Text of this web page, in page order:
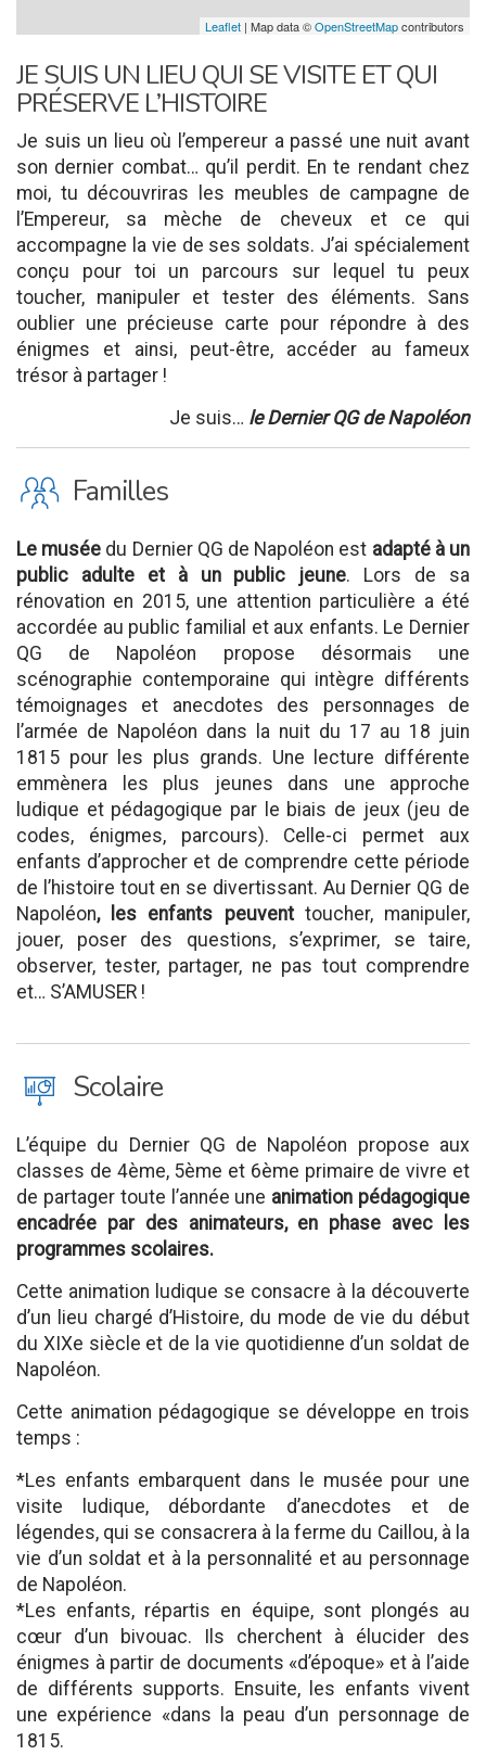
Leaflet | Map data ©OpenStreetMapcontributors
JE SUIS UN LIEU QUI SE VISITE ET QUI
PRÉSERVE L’HISTOIRE
Je suis un lieu où l’empereur a passé une nuit avant
son dernier combat… qu’il perdit. En te rendant chez
moi, tu découvriras les meubles de campagne de
l’Empereur, sa mèche de cheveux et ce qui
accompagne la vie de ses soldats. J’ai spécialement
conçu pour toi un parcours sur lequel tu peux
toucher, manipuler et tester des éléments. Sans
oublier une précieuse carte pour répondre à des
énigmes et ainsi, peut-être, accéder au fameux
trésor à partager !
Je suis… le Dernier QG de Napoléon
K Familles
Le musée du Dernier QG de Napoléon est adapté à un
public adulte et à un public jeune. Lors de sa
rénovation en 2015, une attention particulière a été
accordée au public familial et aux enfants. Le Dernier
QG de Napoléon propose désormais une
scénographie contemporaine qui intègre différents
témoignages et anecdotes des personnages de
l’armée de Napoléon dans la nuit du 17 au 18 juin
1815 pour les plus grands. Une lecture différente
emmènera les plus jeunes dans une approche
ludique et pédagogique par le biais de jeux (jeu de
codes, énigmes, parcours). Celle-ci permet aux
enfants d’approcher et de comprendre cette période
de l’histoire tout en se divertissant. Au Dernier QG de
Napoléon, les enfants peuvent toucher, manipuler,
jouer, poser des questions, s’exprimer, se taire,
observer, tester, partager, ne pas tout comprendre
et… S’AMUSER !
J Scolaire
L’équipe du Dernier QG de Napoléon propose aux
classes de 4ème, 5ème et 6ème primaire de vivre et
de partager toute l’année une animation pédagogique
encadrée par des animateurs, en phase avec les
programmes scolaires.
Cette animation ludique se consacre à la découverte
d’un lieu chargé d’Histoire, du mode de vie du début
du XIXe siècle et de la vie quotidienne d’un soldat de
Napoléon.
Cette animation pédagogique se développe en trois
temps :
*Les enfants embarquent dans le musée pour une
visite ludique, débordante d’anecdotes et de
légendes, qui se consacrera à la ferme du Caillou, à la
vie d’un soldat et à la personnalité et au personnage
de Napoléon.
*Les enfants, répartis en équipe, sont plongés au
cœur d’un bivouac. Ils cherchent à élucider des
énigmes à partir de documents «d’époque» et à l’aide
de différents supports. Ensuite,
les enfants vivent
une expérience «dans la peau d’un personnage de
1815.